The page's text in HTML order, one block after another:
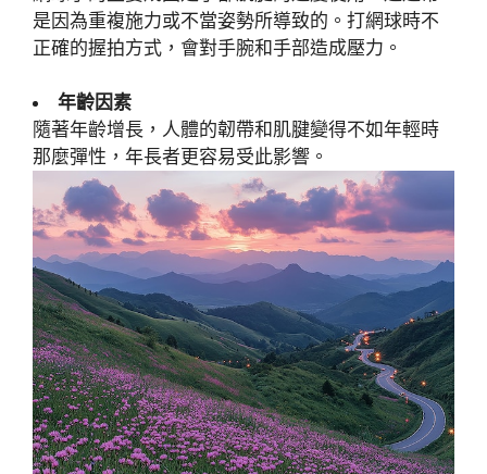
是因為重複施力或不當姿勢所導致的。打網球時不
正確的握拍方式，會對手腕和手部造成壓力。
年齡因素
隨著年齡增長，人體的韌帶和肌腱變得不如年輕時
那麼彈性，年長者更容易受此影響。